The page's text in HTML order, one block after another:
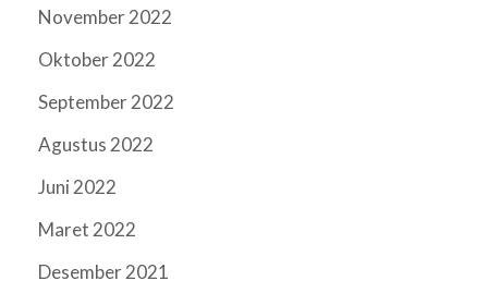
November 2022
Oktober 2022
September 2022
Agustus 2022
Juni 2022
Maret 2022
Desember 2021